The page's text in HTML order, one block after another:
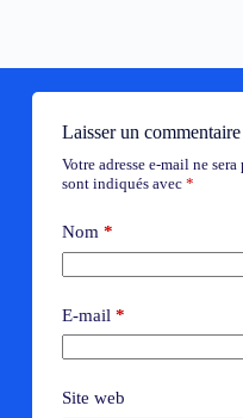
Laisser un commentaire
Votre adresse e-mail ne
sont indiqués avec *
Nom *
E-mail *
Site web